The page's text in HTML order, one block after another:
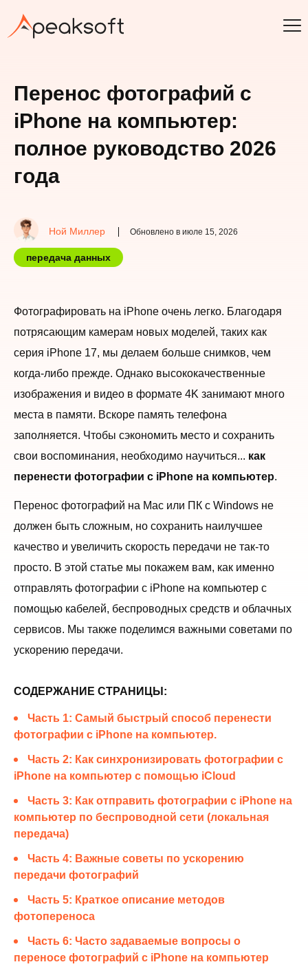
Перенос фотографий с
iPhone на компьютер:
полное руководство 2026
года
Ной Миллер Обновлено в июле 15, 2026
передача данных
Фотографировать на iPhone очень легко. Благодаря
потрясающим камерам новых моделей, таких как
серия iPhone 17, мы делаем больше снимков, чем
когда-либо прежде. Однако высококачественные
изображения и видео в формате 4K занимают много
места в памяти. Вскоре память телефона
заполняется. Чтобы сэкономить место и сохранить
свои воспоминания, необходимо научиться... как
перенести фотографии с iPhone на компьютер.
Перенос фотографий на Mac или ПК с Windows не
должен быть сложным, но сохранить наилучшее
качество и увеличить скорость передачи не так-то
просто. В этой статье мы покажем вам, как именно
отправлять фотографии с iPhone на компьютер с
помощью кабелей, беспроводных средств и облачных
сервисов. Мы также поделимся важными советами по
ускорению передачи.
СОДЕРЖАНИЕ СТРАНИЦЫ:
Часть 1: Самый быстрый способ перенести
фотографии с iPhone на компьютер.
Часть 2: Как синхронизировать фотографии с
iPhone на компьютер с помощью iCloud
Часть 3: Как отправить фотографии с iPhone на
компьютер по беспроводной сети (локальная
передача)
Часть 4: Важные советы по ускорению
передачи фотографий
Часть 5: Краткое описание методов
фотопереноса
Часть 6: Часто задаваемые вопросы о
переносе фотографий с iPhone на компьютер